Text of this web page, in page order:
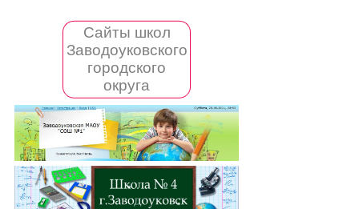
Сайты школ
Заводоуковского
городского
округа